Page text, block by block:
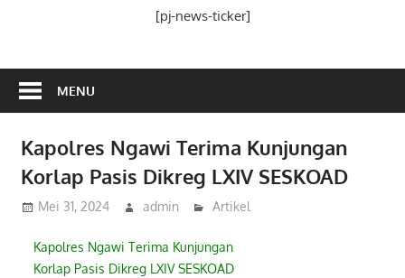
[pj-news-ticker]
MENU
Kapolres Ngawi Terima Kunjungan
Korlap Pasis Dikreg LXIV SESKOAD
Mei 31, 2024 admin Artikel
Kapolres Ngawi Terima Kunjungan
Korlap Pasis Dikreg LXIV SESKOAD